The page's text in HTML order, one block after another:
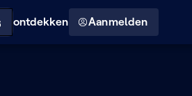
Hoog contrast modus
ontdekken Aanmelden